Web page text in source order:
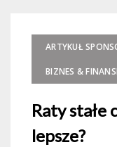
ARTYKUŁ
BIZNES &
Raty stałe
lepsze?